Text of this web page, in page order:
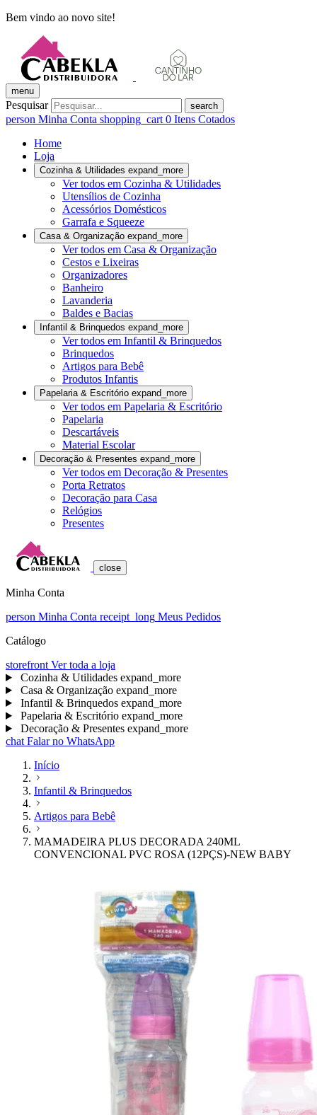
Bem vindo ao novo site!
menu
Pesquisar search
person Minha Conta shopping_cart 0 Itens Cotados
Home
Loja
Cozinha & Utilidades expand_more
Ver todos em Cozinha & Utilidades
Utensílios de Cozinha
Acessórios Domésticos
Garrafa e Squeeze
Casa & Organização expand_more
Ver todos em Casa & Organização
Cestos e Lixeiras
Organizadores
Banheiro
Lavanderia
Baldes e Bacias
Infantil & Brinquedos expand_more
Ver todos em Infantil & Brinquedos
Brinquedos
Artigos para Bebê
Produtos Infantis
Papelaria & Escritório expand_more
Ver todos em Papelaria & Escritório
Papelaria
Descartáveis
Material Escolar
Decoração & Presentes expand_more
Ver todos em Decoração & Presentes
Porta Retratos
Decoração para Casa
Relógios
Presentes
close
Minha Conta
person Minha Conta receipt_long Meus Pedidos
Catálogo
storefront Ver toda a loja
Cozinha & Utilidades expand_more
Casa & Organização expand_more
Infantil & Brinquedos expand_more
Papelaria & Escritório expand_more
Decoração & Presentes expand_more
chat Falar no WhatsApp
Início
Infantil & Brinquedos
Artigos para Bebê
MAMADEIRA PLUS DECORADA 240ML
CONVENCIONAL PVC ROSA (12PÇS)-NEW BABY